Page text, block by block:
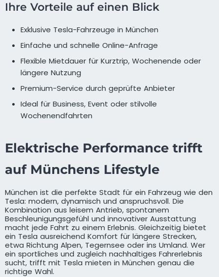
Ihre Vorteile auf einen Blick
Exklusive Tesla-Fahrzeuge in München
Einfache und schnelle Online-Anfrage
Flexible Mietdauer für Kurztrip, Wochenende oder
längere Nutzung
Premium-Service durch geprüfte Anbieter
Ideal für Business, Event oder stilvolle
Wochenendfahrten
Elektrische Performance trifft
auf Münchens Lifestyle
München ist die perfekte Stadt für ein Fahrzeug wie den
Tesla: modern, dynamisch und anspruchsvoll. Die
Kombination aus leisem Antrieb, spontanem
Beschleunigungsgefühl und innovativer Ausstattung
macht jede Fahrt zu einem Erlebnis. Gleichzeitig bietet
ein Tesla ausreichend Komfort für längere Strecken,
etwa Richtung Alpen, Tegernsee oder ins Umland. Wer
ein sportliches und zugleich nachhaltiges Fahrerlebnis
sucht, trifft mit Tesla mieten in München genau die
richtige Wahl.